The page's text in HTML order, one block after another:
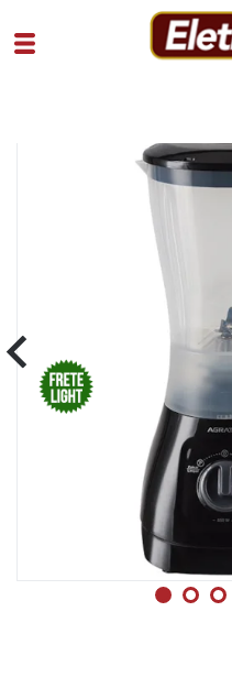
Home
Liquidificador 850W Forza
SKU